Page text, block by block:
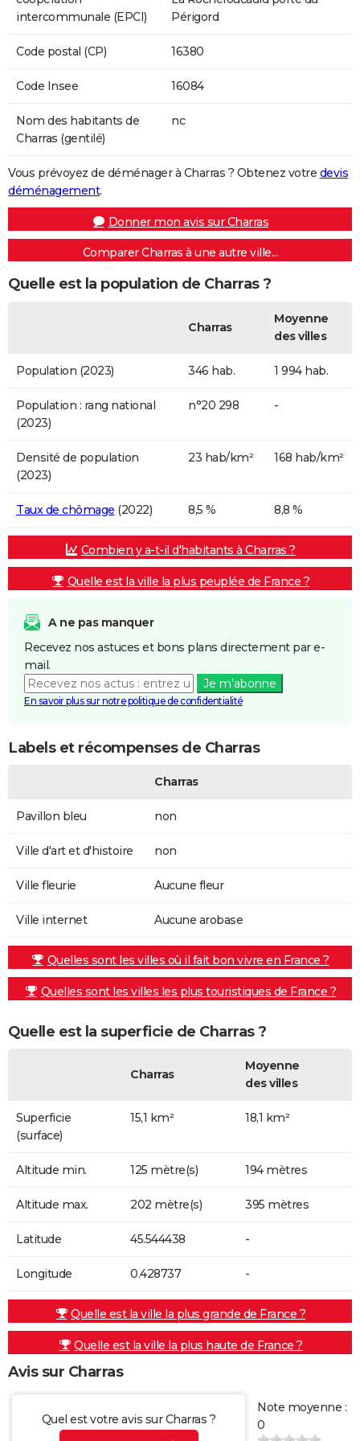
intercommunale (EPCI)
Périgord
Code postal (CP) 16380
Code Insee 16084
Nom des habitants de
Charras (gentilé)
nc
Vous prévoyez de déménager à Charras ? Obtenez votre devis
déménagement.
Donner mon avis sur Charras
Comparer Charras à une autre ville...
Quelle est la population de Charras ?
Charras
Moyenne
des villes
Population (2023) 346 hab. 1 994 hab.
Population : rang national
(2023)
n°20 298 -
Densité de population
(2023)
23 hab/km² 168 hab/km²
Taux de chômage (2022) 8,5 % 8,8 %
Combien y a-t-il d'habitants à Charras ?
Quelle est la ville la plus peuplée de France ?
A ne pas manquer
Recevez nos astuces et bons plans directement par e-
mail.
Je m'abonne
En savoir plus sur notre politique de confidentialité
Labels et récompenses de Charras
Charras
Pavillon bleu non
Ville d'art et d'histoire non
Ville fleurie Aucune fleur
Ville internet Aucune arobase
Quelles sont les villes où il fait bon vivre en France ?
Quelles sont les villes les plus touristiques de France ?
Quelle est la superficie de Charras ?
Charras
Moyenne
des villes
Superficie
(surface)
15,1 km² 18,1 km²
Altitude min. 125 mètre(s) 194 mètres
Altitude max. 202 mètre(s) 395 mètres
Latitude 45.544438 -
Longitude 0.428737 -
Quelle est la ville la plus grande de France ?
Quelle est la ville la plus haute de France ?
Avis sur Charras
Quel est votre avis sur Charras ?
Note moyenne :
0